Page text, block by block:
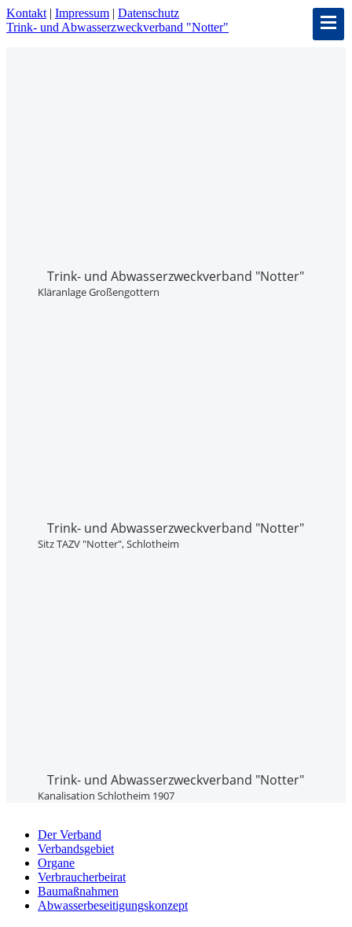
Kontakt | Impressum | Datenschutz
Trink- und Abwasser­zweckverband "Notter"
Trink- und Abwasser­zweckverband "Notter"
Kläranlage Großengottern
Trink- und Abwasser­zweckverband "Notter"
Sitz TAZV "Notter", Schlotheim
Trink- und Abwasser­zweckverband "Notter"
Kanalisation Schlotheim 1907
Der Verband
Verbandsgebiet
Organe
Verbraucherbeirat
Baumaßnahmen
Abwasser­beseitigungs­konzept